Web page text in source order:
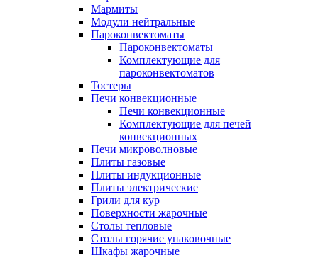
Мармиты
Модули нейтральные
Пароконвектоматы
Пароконвектоматы
Комплектующие для
пароконвектоматов
Тостеры
Печи конвекционные
Печи конвекционные
Комплектующие для печей
конвекционных
Печи микроволновые
Плиты газовые
Плиты индукционные
Плиты электрические
Грили для кур
Поверхности жарочные
Столы тепловые
Столы горячие упаковочные
Шкафы жарочные